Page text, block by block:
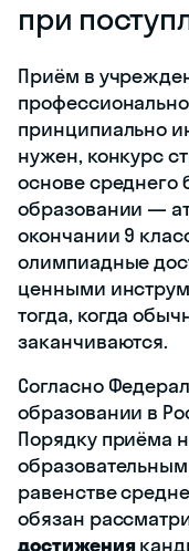
при
Приём в
принципиально
нужен, конкурс
основе среднего
образовании —
окончании 9
олимпиадные
ценными
тогда, когда
заканчиваются.
Согласно
образовании в
Порядку приёма
равенстве
обязан
достижения